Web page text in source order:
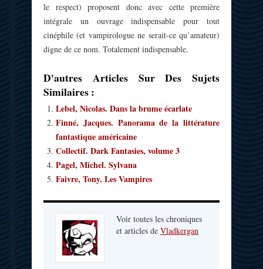
le respect) proposent donc avec cette première
intégrale un ouvrage indispensable pour tout
cinéphile (et vampirologue ne serait-ce qu’amateur)
digne de ce nom. Totalement indispensable.
D'autres Articles Sur Des Sujets
Similaires :
Lebel, Nicolas. Dans la brume écarlate
Finné, Jacques. Panorama de la littérature
fantastique américaine
Collectif. Dark Fantasies, volume 3
Pagel, Michel. Sylvana
Faivre, Tony. Les Vampires
Voir toutes les chroniques
et articles de Vladkergan